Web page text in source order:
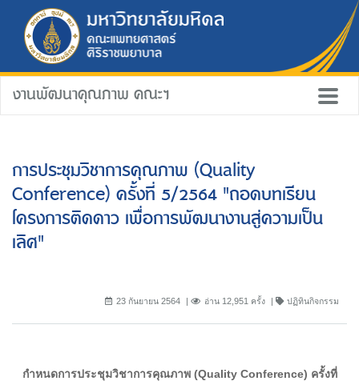
งานพัฒนาคุณภาพ คณะฯ
การประชุมวิชาการคุณภาพ (Quality
Conference) ครั้งที่ 5/2564 "ถอดบทเรียน
โครงการติดดาว เพื่อการพัฒนางานสู่ความเป็น
เลิศ"
23 กันยายน 2564 อ่าน 12,951 ครั้ง ปฏิทินกิจกรรม
กำหนดการประชุมวิชาการคุณภาพ (Quality Conference) ครั้งที่